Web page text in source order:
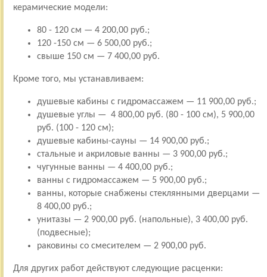
керамические модели:
80 - 120 см — 4 200,00 руб.;
120 -150 см — 6 500,00 руб.;
свыше 150 см — 7 400,00 руб.
Кроме того, мы устанавливаем:
душевые кабины с гидромассажем — 11 900,00 руб.;
душевые углы — 4 800,00 руб. (80 - 100 см), 5 900,00
руб. (100 - 120 см);
душевые кабины-сауны — 14 900,00 руб.;
стальные и акриловые ванны — 3 900,00 руб.;
чугунные ванны — 4 400,00 руб.;
ванны с гидромассажем — 5 900,00 руб.;
ванны, которые снабжены стеклянными дверцами —
8 400,00 руб.;
унитазы — 2 900,00 руб. (напольные), 3 400,00 руб.
(подвесные);
раковины со смесителем — 2 900,00 руб.
Для других работ действуют следующие расценки: